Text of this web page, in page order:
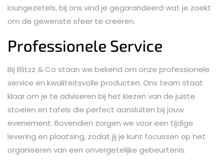
loungezetels, bij ons vind je gegarandeerd wat je zoekt
om de gewenste sfeer te creëren.
Professionele Service
Bij Blitzz & Co staan we bekend om onze professionele
service en kwaliteitsvolle producten. Ons team staat
klaar om je te adviseren bij het kiezen van de juiste
stoelen en tafels die perfect aansluiten bij jouw
evenement. Bovendien zorgen we voor een tijdige
levering en plaatsing, zodat jij je kunt focussen op het
organiseren van een onvergetelijke gebeurtenis.